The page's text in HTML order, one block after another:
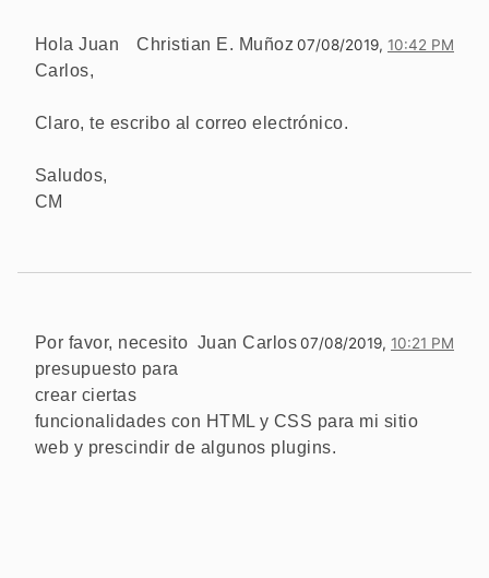
Christian E. Muñoz 07/08/2019, 10:42 PM
Hola Juan
Carlos,
Claro, te escribo al correo electrónico.
Saludos,
CM
Juan Carlos07/08/2019, 10:21 PM
Por favor, necesito
presupuesto para
crear ciertas
funcionalidades con HTML y CSS para mi sitio
web y prescindir de algunos plugins.